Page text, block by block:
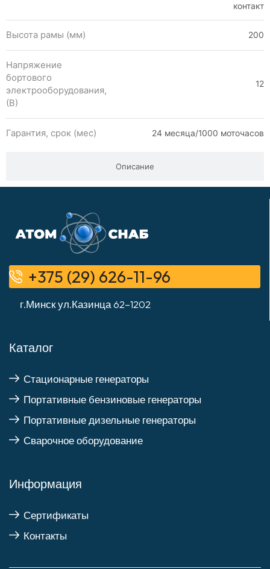
Описание
контакт
Высота рамы (мм) 200
Напряжение
бортового
электрооборудования,
(В)
12
Гарантия, срок (мес) 24 месяца/1000 моточасов
+375 (29) 626-11-96
г.Минск ул.Казинца 62–1202
Каталог
Стационарные генераторы
Портативные бензиновые генераторы
Портативные дизельные генераторы
Сварочное оборудование
Информация
Сертификаты
Контакты